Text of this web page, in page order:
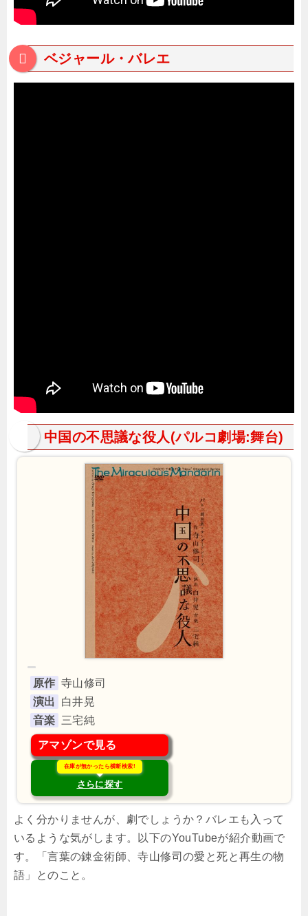
ベジャール・バレエ
中国の不思議な役人(パルコ劇場:舞台)
原作 寺山修司
演出
白井晃
音楽 三宅純
アマゾンで見る
在庫が無かったら横断検索!
さらに探す
よく分かりませんが、劇でしょうか？バレエも入って
いるような気がします。以下のYouTubeが紹介動画で
す。「言葉の錬金術師、寺山修司の愛と死と再生の物
語」とのこと。